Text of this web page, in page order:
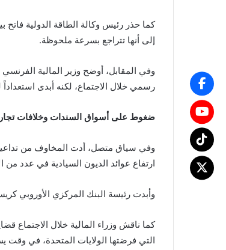
كما حذر رئيس وكالة الطاقة الدولية
إلى أنها تتراجع بسرعة ملحوظة.
وفي المقابل، أوضح وزير المالية
رسمي خلال الاجتماع، لكنه أبدى
ضغوط على أسواق السندات وخلافات
وفي سياق متصل، أدت المخاوف من
ارتفاع عوائد الديون السيادية في عدد من
وأبدت رئيسة البنك المركزي الأوروبي
كما ناقش وزراء المالية خلال الاجتماع
التي فرضتها الولايات المتحدة، في